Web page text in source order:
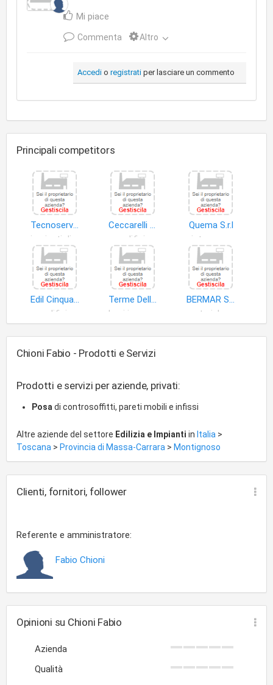
Mi piace
Commenta Altro
Accedi o registrati per lasciare un commento
Principali competitors
Tecnoservice di Signori Ezio
Ceccarelli e Baldini Impresa Edile e Stradale S.n.c
edifici
Quema S.r.l
Edil Cinquale di Pucciarelli Giuseppe & C. S.n.c
edifici
Terme Della Versilia di Undulna Srl
BERMAR SRL
Chioni Fabio - Prodotti e Servizi
Prodotti e servizi per aziende, privati:
Posa di controsoffitti, pareti mobili e infissi
Altre aziende del settore Edilizia e Impianti in Italia >
Toscana > Provincia di Massa-Carrara > Montignoso
Clienti, fornitori, follower
Referente e amministratore:
Fabio Chioni
Opinioni su Chioni Fabio
Azienda
Qualità